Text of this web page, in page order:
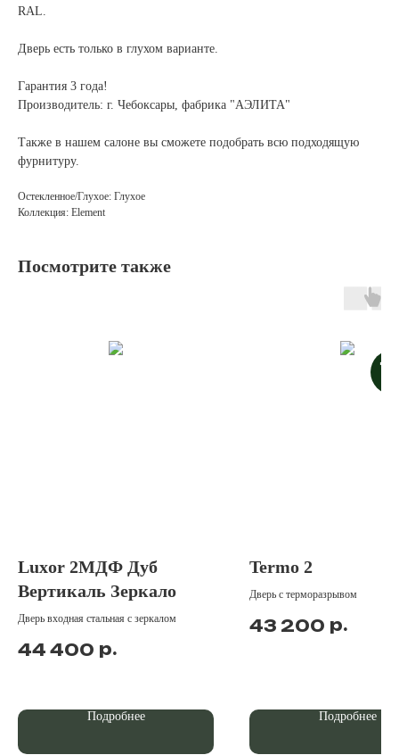
RAL.
Дверь есть только в глухом варианте.
Гарантия 3 года!
Производитель: г. Чебоксары, фабрика "АЭЛИТА"
Также в нашем салоне вы сможете подобрать всю подходящую
фурнитуру.
Остекленное/Глухое: Глухое
Коллекция: Element
Посмотрите также
Luxor 2МДФ Дуб
Вертикаль Зеркало
Дверь входная стальная с зеркалом
44 400 р.
Подробнее
Termo 2
Дверь с терморазрывом
43 200 р.
Подробнее